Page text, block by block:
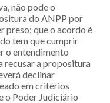
não pode o
do ANPP por
preso; que o acordo é
tem que cumprir
o entendimento
recusar a propositura
declinar
em critérios
o Poder Judiciário